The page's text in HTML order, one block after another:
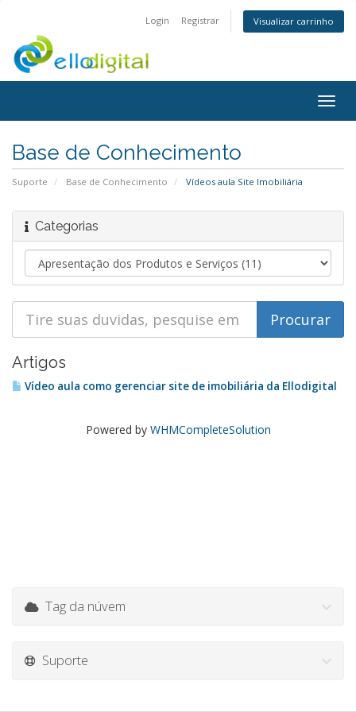
Login Registrar Visualizar carrinho
Base de Conhecimento
Suporte Base de Conhecimento Vídeos aula Site Imobiliária
Categorias
Artigos
Vídeo aula como gerenciar site de imobiliária da Ellodigital
Powered by WHMCompleteSolution
Tag da núvem
Suporte